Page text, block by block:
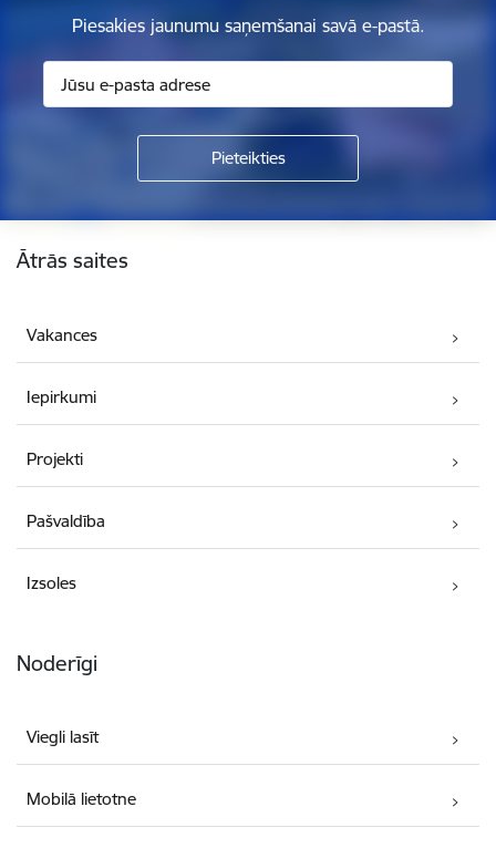
Piesakies jaunumu saņemšanai savā e-pastā.
Ātrās saites
Vakances
Iepirkumi
Projekti
Pašvaldība
Izsoles
Noderīgi
Viegli lasīt
Mobilā lietotne